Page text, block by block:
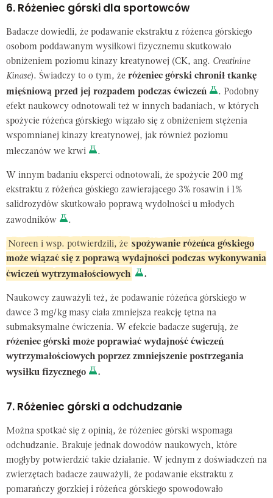
6. Różeniec górski dla sportowców
Badacze dowiedli, że podawanie ekstraktu z różenca górskiego
osobom poddawanym wysiłkowi fizycznemu skutkowało
obniżeniem poziomu kinazy kreatynowej (CK, ang. Creatinine
Kinase). Świadczy to o tym, że różeniec górski chronił tkankę
mięśniową przed jej rozpadem podczas ćwiczeń
. Podobny
efekt naukowcy odnotowali też w innych badaniach, w których
spożycie różeńca górskiego wiązało się z obniżeniem stężenia
wspomnianej kinazy kreatynowej, jak również poziomu
mleczanów we krwi
.
W innym badaniu eksperci odnotowali, że spożycie 200 mg
ekstraktu z różeńca góskiego zawierającego 3% rosawin i 1%
salidrozydów skutkowało poprawą wydolności u młodych
zawodników
.
Noreen i wsp. potwierdzili, że spożywanie różeńca góskiego
może wiązać się z poprawą wydajności podczas wykonywania
ćwiczeń wytrzymałościowych
.
Naukowcy zauważyli też, że podawanie różeńca górskiego w
dawce 3 mg/kg masy ciała zmniejsza reakcję tętna na
submaksymalne ćwiczenia. W efekcie badacze sugerują, że
różeniec górski może poprawiać wydajność ćwiczeń
wytrzymałościowych poprzez zmniejszenie postrzegania
wysiłku fizycznego
.
7. Różeniec górski a odchudzanie
Można spotkać się z opinią, że różeniec górski wspomaga
odchudzanie. Brakuje jednak dowodów naukowych, które
mogłyby potwierdzić takie działanie. W jednym z doświadczeń na
zwierzętach badacze zauważyli, że podawanie ekstraktu z
pomarańczy gorzkiej i różeńca górskiego spowodowało